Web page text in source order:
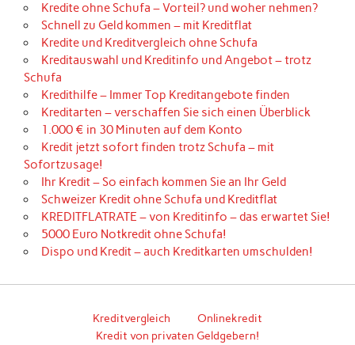
Kredite ohne Schufa – Vorteil? und woher nehmen?
Schnell zu Geld kommen – mit Kreditflat
Kredite und Kreditvergleich ohne Schufa
Kreditauswahl und Kreditinfo und Angebot – trotz
Schufa
Kredithilfe – Immer Top Kreditangebote finden
Kreditarten – verschaffen Sie sich einen Überblick
1.000 € in 30 Minuten auf dem Konto
Kredit jetzt sofort finden trotz Schufa – mit
Sofortzusage!
Ihr Kredit – So einfach kommen Sie an Ihr Geld
Schweizer Kredit ohne Schufa und Kreditflat
KREDITFLATRATE – von Kreditinfo – das erwartet Sie!
5000 Euro Notkredit ohne Schufa!
Dispo und Kredit – auch Kreditkarten umschulden!
Kreditvergleich
Onlinekredit
Kredit von privaten Geldgebern!